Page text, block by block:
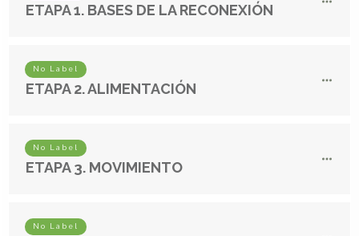
ETAPA 1. BASES DE LA RECONEXIÓN
No Label
ETAPA 2. ALIMENTACIÓN
No Label
ETAPA 3. MOVIMIENTO
No Label